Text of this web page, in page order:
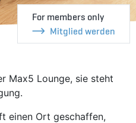
For members only
Mitglied werden
Max5 Lounge, sie steht
einen Ort geschaffen,